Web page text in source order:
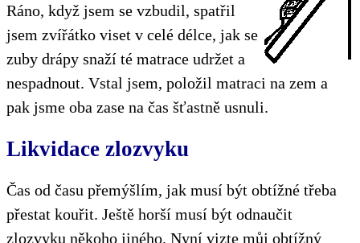
Ráno, když jsem se vzbudil, spatřil
jsem zvířátko viset v celé délce, jak se
zuby drápy snaží té matrace udržet a
nespadnout. Vstal jsem, položil matraci na zem a
pak jsme oba zase na čas šťastně usnuli.
Likvidace zlozvyku
Čas od času přemýšlím, jak musí být obtížné třeba
přestat kouřit. Ještě horší musí být odnaučit
zlozvyku někoho jiného. Nyní vizte můj obtížný